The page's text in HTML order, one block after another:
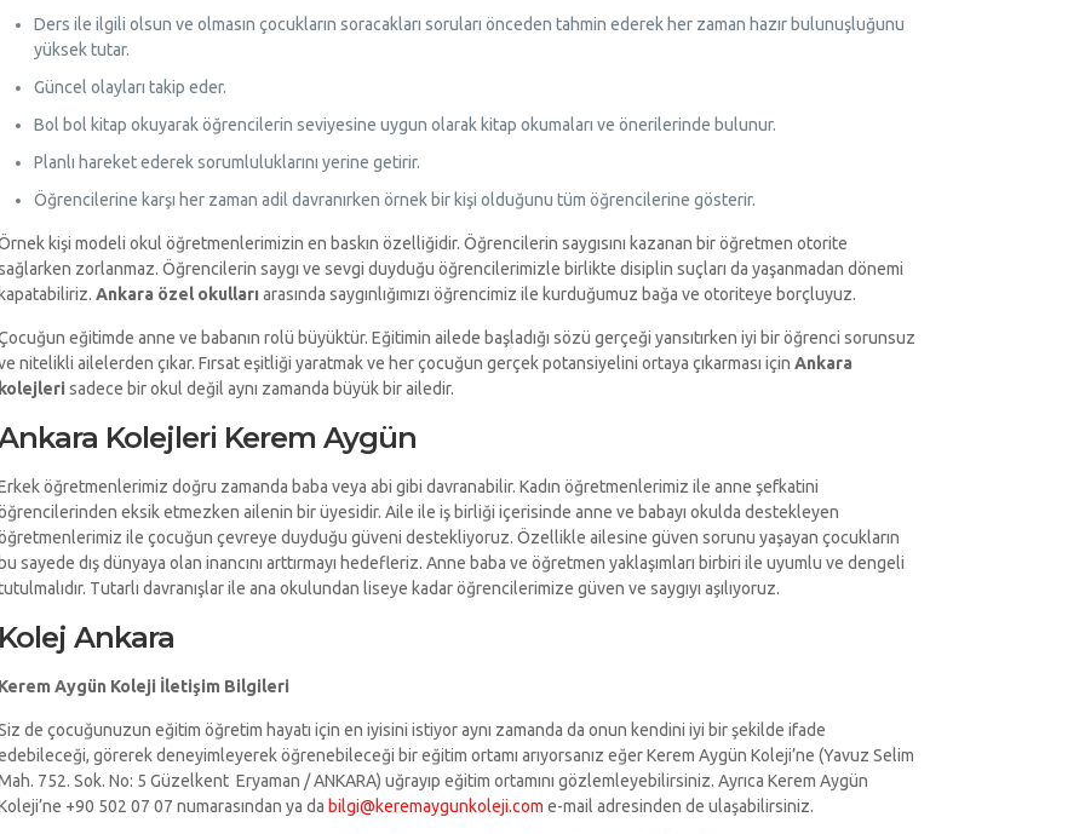
Ders ile ilgili olsun ve olmasın çocukların soracakları soruları önceden tahmin ederek her zaman hazır bulunuşluğunu
yüksek tutar.
Güncel olayları takip eder.
Bol bol kitap okuyarak öğrencilerin seviyesine uygun olarak kitap okumaları ve önerilerinde bulunur.
Planlı hareket ederek sorumluluklarını yerine getirir.
Öğrencilerine karşı her zaman adil davranırken örnek bir kişi olduğunu tüm öğrencilerine gösterir.
kişi modeli okul öğretmenlerimizin en baskın özelliğidir. Öğrencilerin saygısını kazanan bir öğretmen otorite
zorlanmaz. Öğrencilerin saygı ve sevgi duyduğu öğrencilerimizle birlikte disiplin suçları da yaşanmadan dönemi
kapatabiliriz.Ankara özel okulları arasında saygınlığımızı öğrencimiz ile kurduğumuz bağa ve otoriteye borçluyuz.
eğitimde anne ve babanın rolü büyüktür. Eğitimin ailede başladığı sözü gerçeği yansıtırken iyi bir öğrenci sorunsuz
nitelikli ailelerden çıkar. Fırsat eşitliği yaratmak ve her çocuğun gerçek potansiyelini ortaya çıkarması içinAnkara
kolejlerisadece bir okul değil aynı zamanda büyük bir ailedir.
Kolejleri Kerem Aygün
öğretmenlerimiz doğru zamanda baba veya abi gibi davranabilir. Kadın öğretmenlerimiz ile anne şefkatini
eksik etmezken ailenin bir üyesidir. Aile ile iş birliği içerisinde anne ve babayı okulda destekleyen
ile çocuğun çevreye duyduğu güveni destekliyoruz. Özellikle ailesine güven sorunu yaşayan çocukların
bu sayede dış dünyaya olan inancını arttırmayı hedefleriz. Anne baba ve öğretmen yaklaşımları birbiri ile uyumlu ve dengeli
Tutarlı davranışlar ile ana okulundan liseye kadar öğrencilerimize güven ve saygıyı aşılıyoruz.
Kolej Ankara
Kerem Aygün Koleji İletişim Bilgileri
de çocuğunuzun eğitim öğretim hayatı için en iyisini istiyor aynı zamanda da onun kendini iyi bir şekilde ifade
görerek deneyimleyerek öğrenebileceği bir eğitim ortamı arıyorsanız eğer Kerem Aygün Koleji’ne (Yavuz Selim
752. Sok. No: 5 Güzelkent Eryaman / ANKARA) uğrayıp eğitim ortamını gözlemleyebilirsiniz. Ayrıca Kerem Aygün
+90 502 07 07 numarasından ya da bilgi@keremaygunkoleji.com e-mail adresinden de ulaşabilirsiniz.